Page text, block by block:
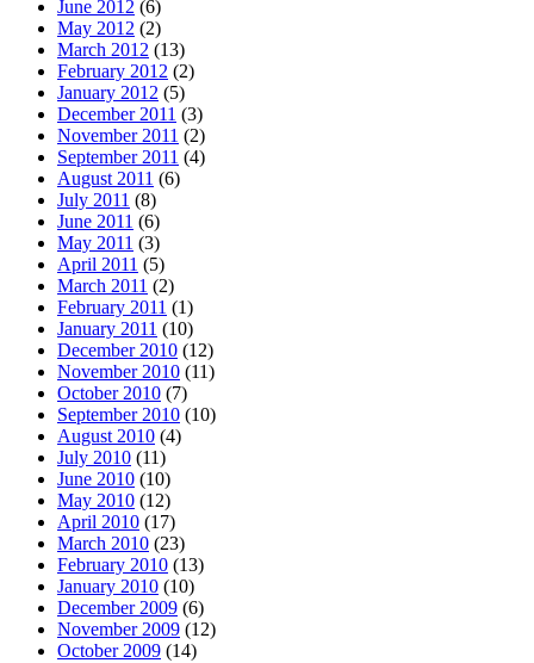
June 2012 (6)
May 2012 (2)
March 2012 (13)
February 2012 (2)
January 2012 (5)
December 2011 (3)
November 2011 (2)
September 2011 (4)
August 2011 (6)
July 2011 (8)
June 2011 (6)
May 2011 (3)
April 2011 (5)
March 2011 (2)
February 2011 (1)
January 2011 (10)
December 2010 (12)
November 2010 (11)
October 2010 (7)
September 2010 (10)
August 2010 (4)
July 2010 (11)
June 2010 (10)
May 2010 (12)
April 2010 (17)
March 2010 (23)
February 2010 (13)
January 2010 (10)
December 2009 (6)
November 2009 (12)
October 2009 (14)